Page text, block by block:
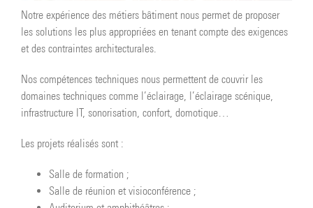
Notre expérience des métiers bâtiment nous permet de proposer
les solutions les plus appropriées en tenant compte des exigences
et des contraintes architecturales.
Nos compétences techniques nous permettent de couvrir les
domaines techniques comme l’éclairage, l’éclairage scénique,
infrastructure IT, sonorisation, confort, domotique…
Les projets réalisés sont :
Salle de formation ;
Salle de réunion et visioconférence ;